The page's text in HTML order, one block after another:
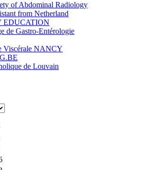
of Abdominal Radiology
from Netherland
EDUCATION
de Gastro-Entérologie
Viscérale NANCY
de Louvain